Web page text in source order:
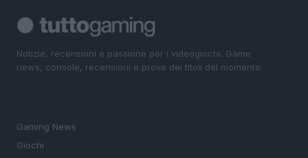
Notizie, recensioni e passione per i videogiochi. Game
news, console, recensioni e prove dei titoli del momento.
Gaming News
Giochi